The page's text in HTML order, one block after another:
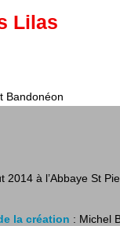
Lilas
Bandonéon
2014 à l’Abbaye St
la création : Michel